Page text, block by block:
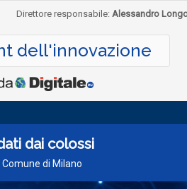
Direttore responsabile: Alessandro
dell'innovazione
dai colossi
di Milano